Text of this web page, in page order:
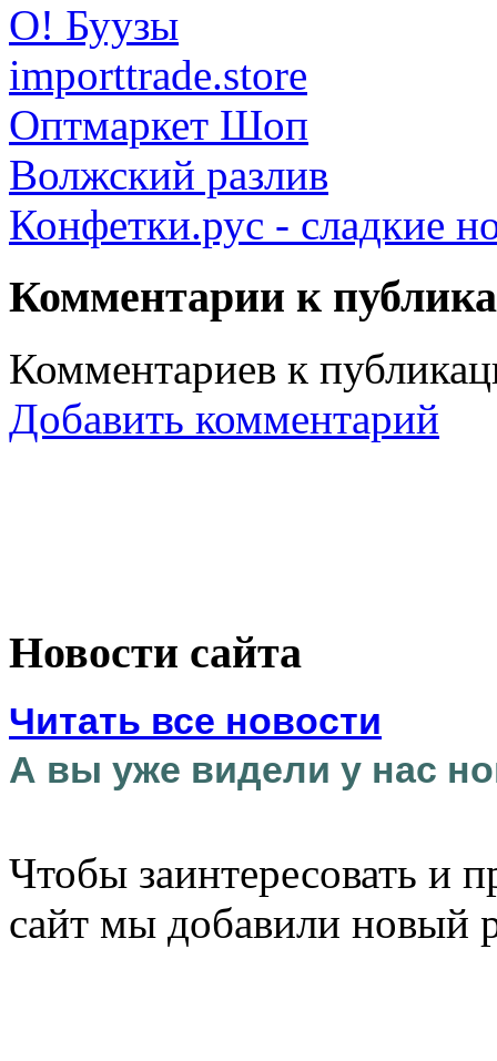
О! Буузы
importtrade.store
Оптмаркет Шоп
Волжский разлив
Конфетки.рус - сладкие
Комментарии к
Комментариев к
Добавить комментарий
Новости сайта
Читать все новости
А вы уже видели у нас
Чтобы заинтересовать и
сайт мы добавили новый